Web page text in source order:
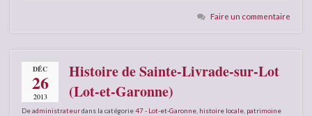
Faire un commentaire
DÉC
26
2013
Histoire de Sainte-Livrade-sur-Lot
(Lot-et-Garonne)
Deadministrateurdans la catégorie47 - Lot-et-Garonne histoire locale patrimoine